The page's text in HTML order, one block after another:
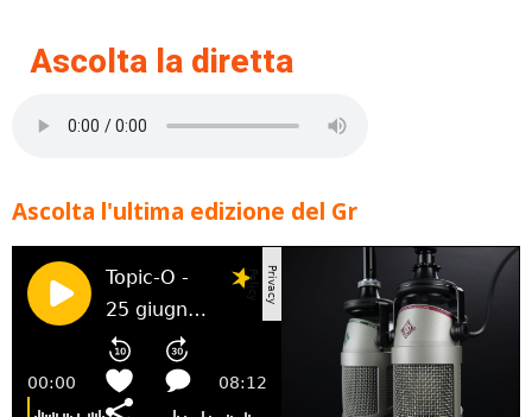
Ascolta la diretta
Ascolta l'ultima edizione del Gr